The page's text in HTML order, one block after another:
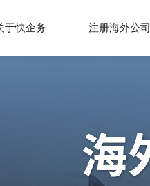
于快企务 注册海外公司